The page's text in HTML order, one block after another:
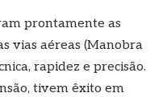
prontamente as
vias aéreas (Manobra
rapidez e precisão.
tivem êxito em